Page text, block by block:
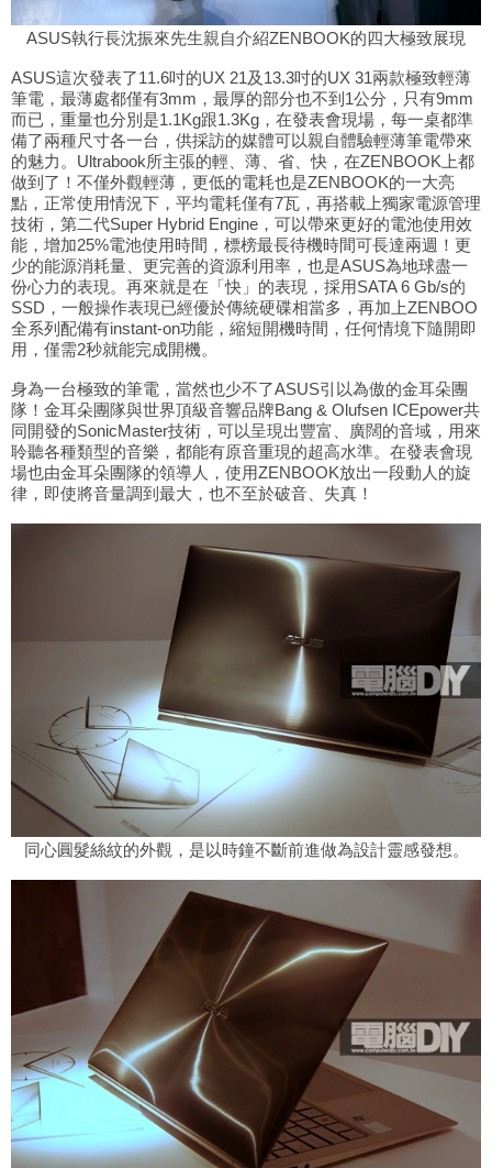
ASUS執行長沈振來先生親自介紹ZENBOOK的四大極致展現
ASUS這次發表了11.6吋的UX 21及13.3吋的UX 31兩款極致輕薄
筆電，最薄處都僅有3mm，最厚的部分也不到1公分，只有9mm
而已，重量也分別是1.1Kg跟1.3Kg，在發表會現場，每一桌都準
備了兩種尺寸各一台，供採訪的媒體可以親自體驗輕薄筆電帶來
的魅力。Ultrabook所主張的輕、薄、省、快，在ZENBOOK上都
做到了！不僅外觀輕薄，更低的電耗也是ZENBOOK的一大亮
點，正常使用情況下，平均電耗僅有7瓦，再搭載上獨家電源管理
技術，第二代Super Hybrid Engine，可以帶來更好的電池使用效
能，增加25%電池使用時間，標榜最長待機時間可長達兩週！更
少的能源消耗量、更完善的資源利用率，也是ASUS為地球盡一
份心力的表現。再來就是在「快」的表現，採用SATA 6 Gb/s的
SSD，一般操作表現已經優於傳統硬碟相當多，再加上ZENBOO
全系列配備有instant-on功能，縮短開機時間，任何情境下隨開即
用，僅需2秒就能完成開機。
身為一台極致的筆電，當然也少不了ASUS引以為傲的金耳朵團
隊！金耳朵團隊與世界頂級音響品牌Bang & Olufsen ICEpower共
同開發的SonicMaster技術，可以呈現出豐富、廣闊的音域，用來
聆聽各種類型的音樂，都能有原音重現的超高水準。在發表會現
場也由金耳朵團隊的領導人，使用ZENBOOK放出一段動人的旋
律，即使將音量調到最大，也不至於破音、失真！
同心圓髮絲紋的外觀，是以時鐘不斷前進做為設計靈感發想。